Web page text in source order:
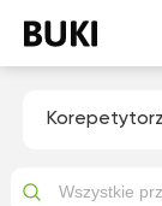
Wszystkie